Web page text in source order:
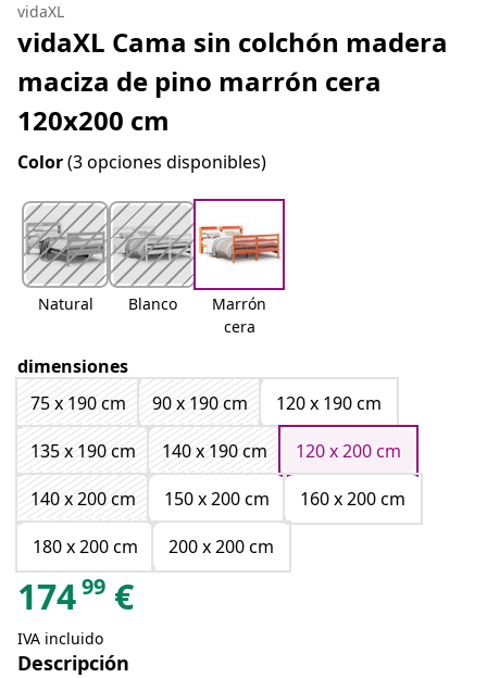
vidaXL
vidaXL Cama sin colchón madera
maciza de pino marrón cera
120x200 cm
Color(3 opciones disponibles)
Natural Blanco
Marrón
cera
dimensiones
75 x 190 cm
90 x 190 cm
120 x 190 cm
135 x 190 cm
140 x 190 cm
120 x 200 cm
140 x 200 cm
150 x 200 cm
160 x 200 cm
180 x 200 cm
200 x 200 cm
17499 €
IVA incluido
Descripción